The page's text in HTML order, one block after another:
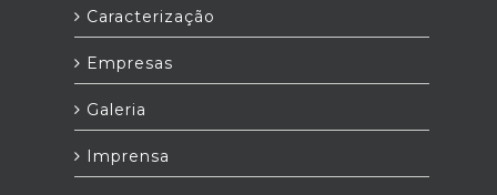
para o esclarecimento de dúvidas: inr-
pih.prr@inr.mtsss.pt.Fonte: INR
Caracterização
Empresas
Galeria
Imprensa